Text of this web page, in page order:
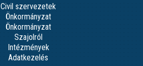
Civil szervezetek
Önkormányzat
Önkormányzat
Szajolról
Intézmények
Adatkezelés